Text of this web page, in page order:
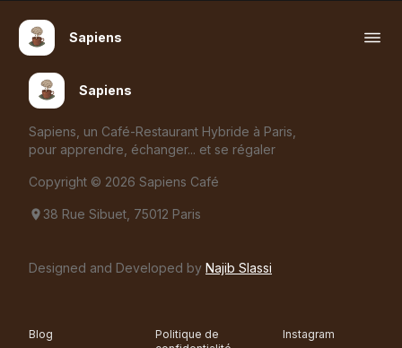
Sapiens
Sapiens
Sapiens, un Café-Restaurant Hybride à Paris,
pour apprendre, échanger... et se régaler
Copyright © 2026 Sapiens Café
38 Rue Sibuet, 75012 Paris
Designed and Developed by Najib Slassi
Blog
Politique de
Instagram